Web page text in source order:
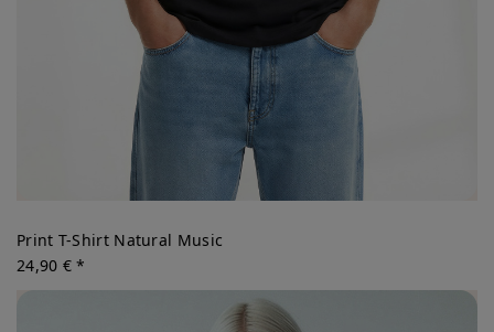
Print T-Shirt Natural Music
24,90 € *